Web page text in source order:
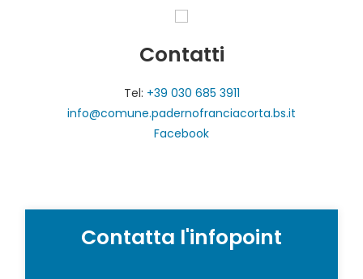
Contatti
Tel: +39 030 685 3911
info@comune.padernofranciacorta.bs.it
Facebook
Contatta l'infopoint